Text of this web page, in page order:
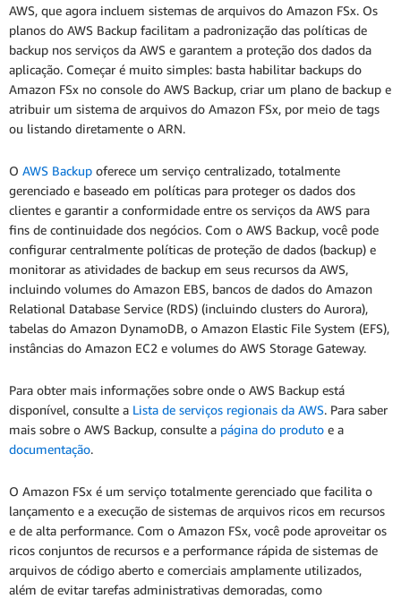
AWS, que agora incluem sistemas de arquivos do Amazon FSx. Os
planos do AWS Backup facilitam a padronização das políticas de
backup nos serviços da AWS e garantem a proteção dos dados da
aplicação. Começar é muito simples: basta habilitar backups do
Amazon FSx no console do AWS Backup, criar um plano de backup e
atribuir um sistema de arquivos do Amazon FSx, por meio de tags
ou listando diretamente o ARN.
O AWS Backup oferece um serviço centralizado, totalmente
gerenciado e baseado em políticas para proteger os dados dos
clientes e garantir a conformidade entre os serviços da AWS para
fins de continuidade dos negócios. Com o AWS Backup, você pode
configurar centralmente políticas de proteção de dados (backup) e
monitorar as atividades de backup em seus recursos da AWS,
incluindo volumes do Amazon EBS, bancos de dados do Amazon
Relational Database Service (RDS) (incluindo clusters do Aurora),
tabelas do Amazon DynamoDB, o Amazon Elastic File System (EFS),
instâncias do Amazon EC2 e volumes do AWS Storage Gateway.
Para obter mais informações sobre onde o AWS Backup está
disponível, consulte a Lista de serviços regionais da AWS. Para saber
mais sobre o AWS Backup, consulte a página do produto e a
documentação.
O Amazon FSx é um serviço totalmente gerenciado que facilita o
lançamento e a execução de sistemas de arquivos ricos em recursos
e de alta performance. Com o Amazon FSx, você pode aproveitar os
ricos conjuntos de recursos e a performance rápida de sistemas de
arquivos de código aberto e comerciais amplamente utilizados,
além de evitar tarefas administrativas demoradas, como